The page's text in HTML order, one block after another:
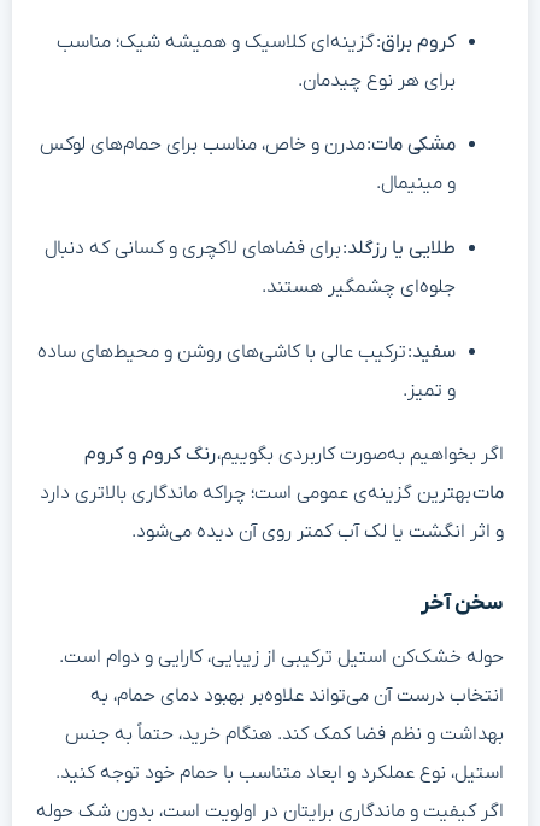
کروم براق:گزینه‌ای کلاسیک و همیشه شیک؛ مناسب
برای هر نوع چیدمان.
مشکی مات:مدرن و خاص، مناسب برای حمام‌های لوکس
و مینیمال.
طلایی یا رزگلد:برای فضاهای لاکچری و کسانی که دنبال
جلوه‌ای چشمگیر هستند.
سفید:ترکیب عالی با کاشی‌های روشن و محیط‌های ساده
و تمیز.
اگر بخواهیم به‌صورت کاربردی بگوییم،رنگ کروم و کروم
ماتبهترین گزینه‌ی عمومی است؛ چراکه ماندگاری بالاتری دارد
و اثر انگشت یا لک آب کمتر روی آن دیده می‌شود.
سخن آخر
حوله خشک‌کن استیل ترکیبی از زیبایی، کارایی و دوام است.
انتخاب درست آن می‌تواند علاوه‌بر بهبود دمای حمام، به
بهداشت و نظم فضا کمک کند. هنگام خرید، حتماً به جنس
استیل، نوع عملکرد و ابعاد متناسب با حمام خود توجه کنید.
اگر کیفیت و ماندگاری برایتان در اولویت است، بدون شک حوله